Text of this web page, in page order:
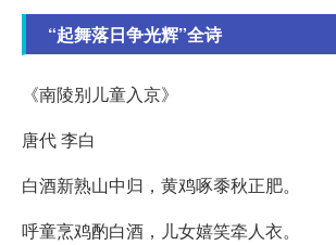
“起舞落日争光辉”全诗
《南陵别儿童入京》
唐代 李白
白酒新熟山中归，黄鸡啄黍秋正肥。
呼童烹鸡酌白酒，儿女嬉笑牵人衣。